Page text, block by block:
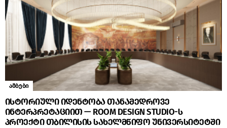
ამბები
ისტორიული იდენტობა თანამედროვე
ინტერპრეტაციით — ROOM DESIGN STUDIO-ს
პროექტი თბილისის სახელმწიფო უნივერსიტეტში